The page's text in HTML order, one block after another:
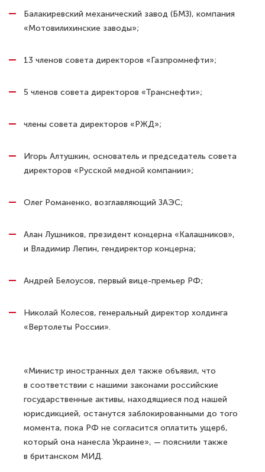
Балакиревский механический завод (БМЗ), компания
«Мотовилихинские заводы»;
13 членов совета директоров «Газпромнефти»;
5 членов совета директоров «Транснефти»;
члены совета директоров «РЖД»;
Игорь Алтушкин, основатель и председатель совета
директоров «Русской медной компании»;
Олег Романенко, возглавляющий ЗАЭС;
Алан Лушников, президент концерна «Калашников»,
и Владимир Лепин, гендиректор концерна;
Андрей Белоусов, первый вице-премьер РФ;
Николай Колесов, генеральный директор холдинга
«Вертолеты России».
«Министр иностранных дел также объявил, что
в соответствии с нашими законами российские
государственные активы, находящиеся под нашей
юрисдикцией, останутся заблокированными до того
момента, пока РФ не согласится оплатить ущерб,
который она нанесла Украине», — пояснили также
в британском МИД.